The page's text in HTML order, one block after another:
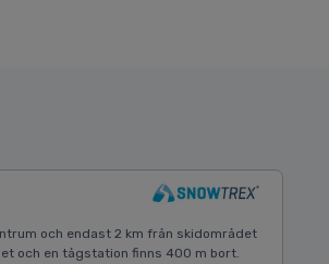
och endast 2 km från skidområdet
och en tågstation finns 400 m bort.